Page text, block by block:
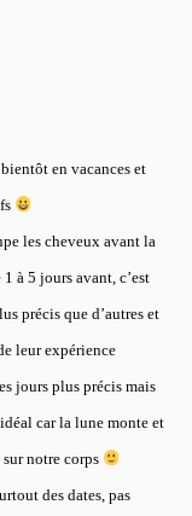
en vacances et
les cheveux avant la
à 5 jours avant, c’est
précis que d’autres et
leur expérience
jours plus précis mais
car la lune monte et
notre corps
des dates, pas